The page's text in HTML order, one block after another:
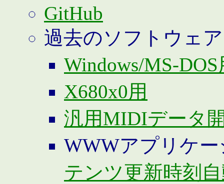
GitHub
過去のソフトウェア
Windows/MS-DOS
X680x0用
汎用MIDIデータ
WWWアプリケ
テンツ更新時刻